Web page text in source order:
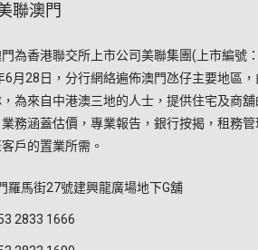
聯澳門
為香港聯交所上市公司美聯集團(上市編號
6月28日，分行網絡遍佈澳門氹仔主要地區
為來自中港澳三地的人士，提供住宅及商
務涵蓋估價，專業報告，銀行按揭，租務
戶的置業所需。
羅馬街27號建興龍廣場地下G舖
2833 1666